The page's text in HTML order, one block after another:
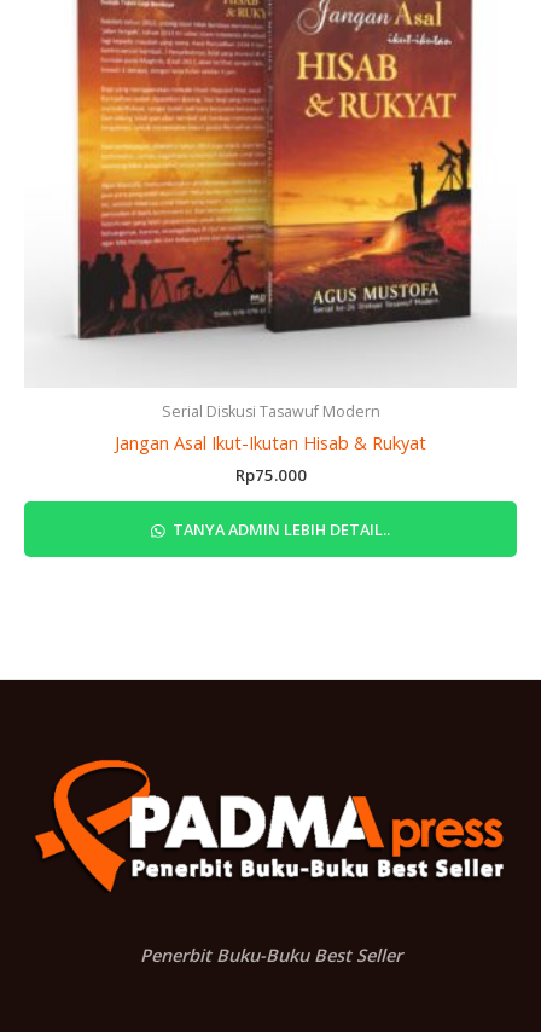
Serial Diskusi Tasawuf Modern
Jangan Asal Ikut-Ikutan Hisab & Rukyat
Rp75.000
TANYA ADMIN LEBIH DETAIL..
Penerbit Buku-Buku Best Seller